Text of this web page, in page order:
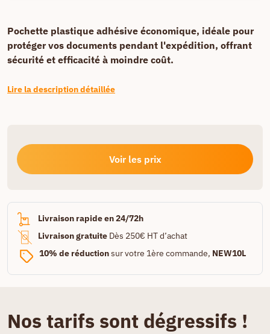
Pochette plastique adhésive économique, idéale pour
protéger vos documents pendant l'expédition, offrant
sécurité et efficacité à moindre coût.
Lire la description détaillée
Voir les prix
Livraison rapide en 24/72h
Livraison gratuite Dès 250€ HT d’achat
10% de réductionsur votre 1ère commande, NEW10L
Nos tarifs sont dégressifs !